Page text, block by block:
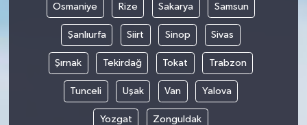
Osmaniye Rize Sakarya Samsun
Şanlıurfa Siirt Sinop Sivas
Şırnak Tekirdağ Tokat Trabzon
Tunceli Uşak Van Yalova
Yozgat Zonguldak